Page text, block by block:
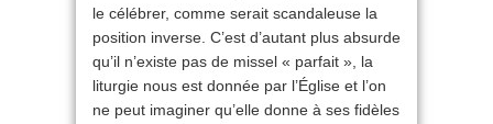
le célébrer, comme serait scandaleuse la
position inverse. C’est d’autant plus absurde
qu’il n’existe pas de missel « parfait », la
liturgie nous est donnée par l’Église et l’on
ne peut imaginer qu’elle donne à ses fidèles